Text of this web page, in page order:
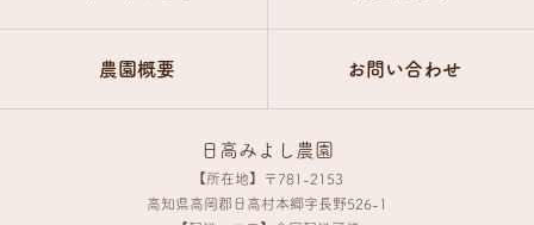
農園概要 お問い合わせ
日高みよし農園
【所在地】〒781-2153
高知県高岡郡日高村本郷字長野526-1